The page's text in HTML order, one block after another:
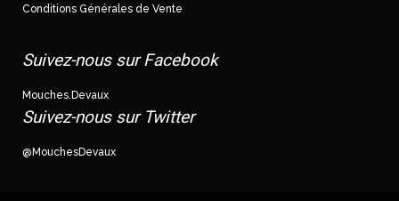
Conditions Générales de Vente
Suivez-nous sur Facebook
Mouches.Devaux
Suivez-nous sur Twitter
@MouchesDevaux